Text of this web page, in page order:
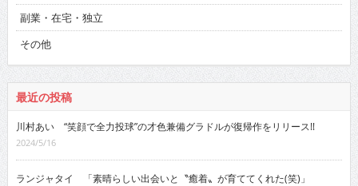
副業・在宅・独立
その他
最近の投稿
川村あい “笑顔で全力投球”の才色兼備グラドルが復帰作をリリース!!
2024/5/16
ランジャタイ 「素晴らしい出会いと〝癒着〟が育ててくれた(笑)」